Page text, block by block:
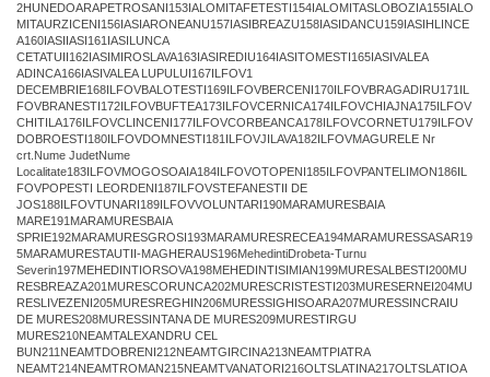
2HUNEDOARAPETROSANI153IALOMITAFETESTI154IALOMITASLOBOZIA155IALO
MITAURZICENI156IASIARONEANU157IASIBREAZU158IASIDANCU159IASIHLINCE
A160IASIIASI161IASILUNCA
CETATUII162IASIMIROSLAVA163IASIREDIU164IASITOMESTI165IASIVALEA
ADINCA166IASIVALEA LUPULUI167ILFOV1
DECEMBRIE168ILFOVBALOTESTI169ILFOVBERCENI170ILFOVBRAGADIRU171IL
FOVBRANESTI172ILFOVBUFTEA173ILFOVCERNICA174ILFOVCHIAJNA175ILFOV
CHITILA176ILFOVCLINCENI177ILFOVCORBEANCA178ILFOVCORNETU179ILFOV
DOBROESTI180ILFOVDOMNESTI181ILFOVJILAVA182ILFOVMAGURELE Nr
crt.Nume JudetNume
Localitate183ILFOVMOGOSOAIA184ILFOVOTOPENI185ILFOVPANTELIMON186IL
FOVPOPESTI LEORDENI187ILFOVSTEFANESTII DE
JOS188ILFOVTUNARI189ILFOVVOLUNTARI190MARAMURESBAIA
MARE191MARAMURESBAIA
SPRIE192MARAMURESGROSI193MARAMURESRECEA194MARAMURESSASAR19
5MARAMURESTAUTII-MAGHERAUS196MehedintiDrobeta-Turnu
Severin197MEHEDINTIORSOVA198MEHEDINTISIMIAN199MURESALBESTI200MU
RESBREAZA201MURESCORUNCA202MURESCRISTESTI203MURESERNEI204MU
RESLIVEZENI205MURESREGHIN206MURESSIGHISOARA207MURESSINCRAIU
DE MURES208MURESSINTANA DE MURES209MURESTIRGU
MURES210NEAMTALEXANDRU CEL
BUN211NEAMTDOBRENI212NEAMTGIRCINA213NEAMTPIATRA
NEAMT214NEAMTROMAN215NEAMTVANATORI216OLTSLATINA217OLTSLATIOA